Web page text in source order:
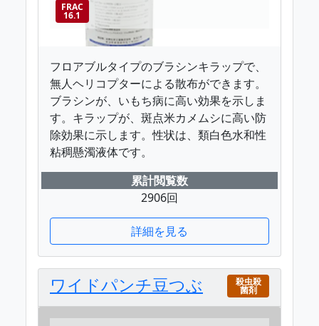
FRAC
16.1
フロアブルタイプのブラシンキラップで、
無人ヘリコプターによる散布ができます。
ブラシンが、いもち病に高い効果を示しま
す。キラップが、斑点米カメムシに高い防
除効果に示します。性状は、類白色水和性
粘稠懸濁液体です。
累計閲覧数
2906回
詳細を見る
ワイドパンチ豆つぶ 殺虫殺
菌剤